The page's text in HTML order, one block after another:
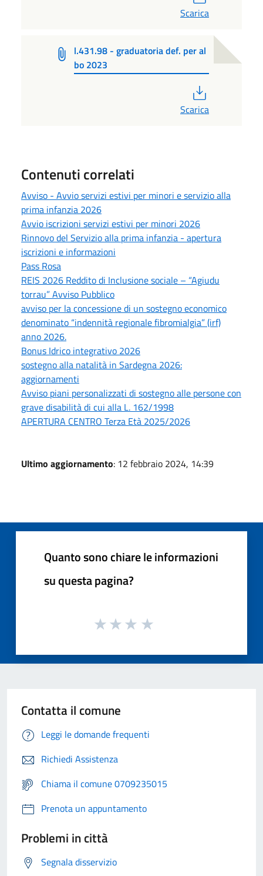
Scarica
l.431.98 - graduatoria def. per al
bo 2023
Scarica
Contenuti correlati
Avviso - Avvio servizi estivi per minori e servizio alla
prima infanzia 2026
Avvio iscrizioni servizi estivi per minori 2026
Rinnovo del Servizio alla prima infanzia - apertura
iscrizioni e informazioni
Pass Rosa
REIS 2026 Reddito di Inclusione sociale – “Agiudu
torrau” Avviso Pubblico
avviso per la concessione di un sostegno economico
denominato “indennità regionale fibromialgia” (irf)
anno 2026.
Bonus Idrico integrativo 2026
sostegno alla natalità in Sardegna 2026:
aggiornamenti
Avviso piani personalizzati di sostegno alle persone con
grave disabilità di cui alla L. 162/1998
APERTURA CENTRO Terza Età 2025/2026
Ultimo aggiornamento: 12 febbraio 2024, 14:39
Quanto sono chiare le informazioni
su questa pagina?
Contatta il comune
Leggi le domande frequenti
Richiedi Assistenza
Chiama il comune 0709235015
Prenota un appuntamento
Problemi in città
Segnala disservizio